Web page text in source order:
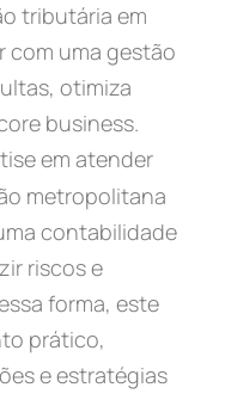
tributária em
com uma gestão
otimiza
business.
em atender
metropolitana
contabilidade
riscos e
forma, este
prático,
e estratégias